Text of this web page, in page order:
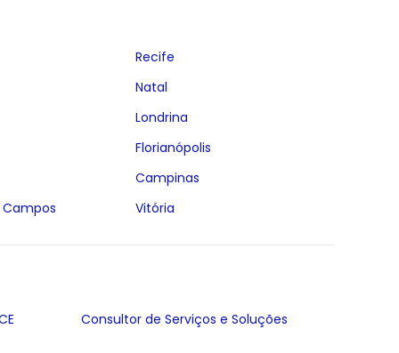
Recife
Natal
Londrina
Florianópolis
Campinas
Campos Vitória
Consultor de Serviços e Soluções